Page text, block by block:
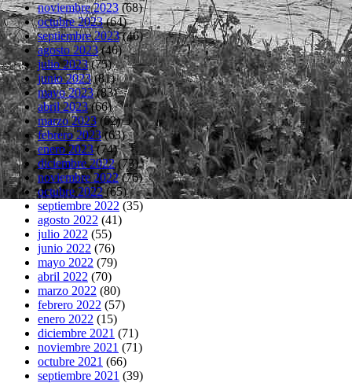
noviembre 2023(68)
octubre 2023(64)
septiembre 2023(46)
agosto 2023(46)
julio 2023(75)
junio 2023(81)
mayo 2023(83)
abril 2023(66)
marzo 2023(62)
febrero 2023(63)
enero 2023(74)
diciembre 2022(73)
noviembre 2022(76)
octubre 2022(65)
septiembre 2022 (35)
agosto 2022 (41)
julio 2022 (55)
junio 2022 (76)
mayo 2022 (79)
abril 2022 (70)
marzo 2022 (80)
febrero 2022 (57)
enero 2022 (15)
diciembre 2021 (71)
noviembre 2021 (71)
octubre 2021 (66)
septiembre 2021 (39)